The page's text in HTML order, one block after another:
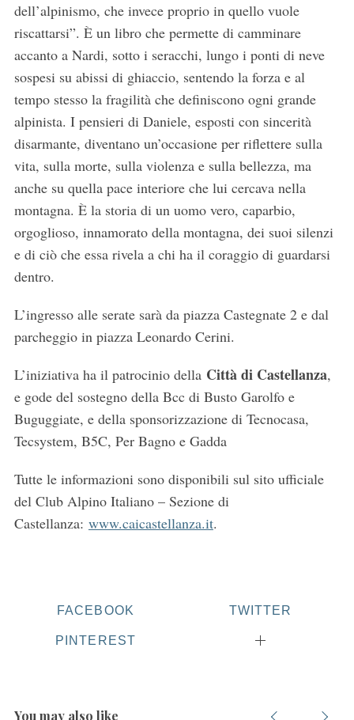
dell’alpinismo, che invece proprio in quello vuole
riscattarsi”. È un libro che permette di camminare
accanto a Nardi, sotto i seracchi, lungo i ponti di neve
sospesi su abissi di ghiaccio, sentendo la forza e al
tempo stesso la fragilità che definiscono ogni grande
alpinista. I pensieri di Daniele, esposti con sincerità
disarmante, diventano un’occasione per riflettere sulla
vita, sulla morte, sulla violenza e sulla bellezza, ma
anche su quella pace interiore che lui cercava nella
montagna. È la storia di un uomo vero, caparbio,
orgoglioso, innamorato della montagna, dei suoi silenzi
e di ciò che essa rivela a chi ha il coraggio di guardarsi
dentro.
L’ingresso alle serate sarà da piazza Castegnate 2 e dal
parcheggio in piazza Leonardo Cerini.
L’iniziativa ha il patrocinio della Città di Castellanza,
e gode del sostegno della Bcc di Busto Garolfo e
Buguggiate, e della sponsorizzazione di Tecnocasa,
Tecsystem, B5C, Per Bagno e Gadda
Tutte le informazioni sono disponibili sul sito ufficiale
del Club Alpino Italiano – Sezione di
Castellanza: www.caicastellanza.it.
FACEBOOK TWITTER
PINTEREST
You may also like
e
a
c
f
o
r
: